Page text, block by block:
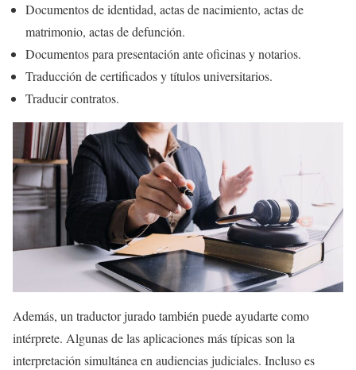
Documentos de identidad, actas de nacimiento, actas de
matrimonio, actas de defunción.
Documentos para presentación ante oficinas y notarios.
Traducción de certificados y títulos universitarios.
Traducir contratos.
Además, un traductor jurado también puede ayudarte como
intérprete. Algunas de las aplicaciones más típicas son la
interpretación simultánea en audiencias judiciales. Incluso es